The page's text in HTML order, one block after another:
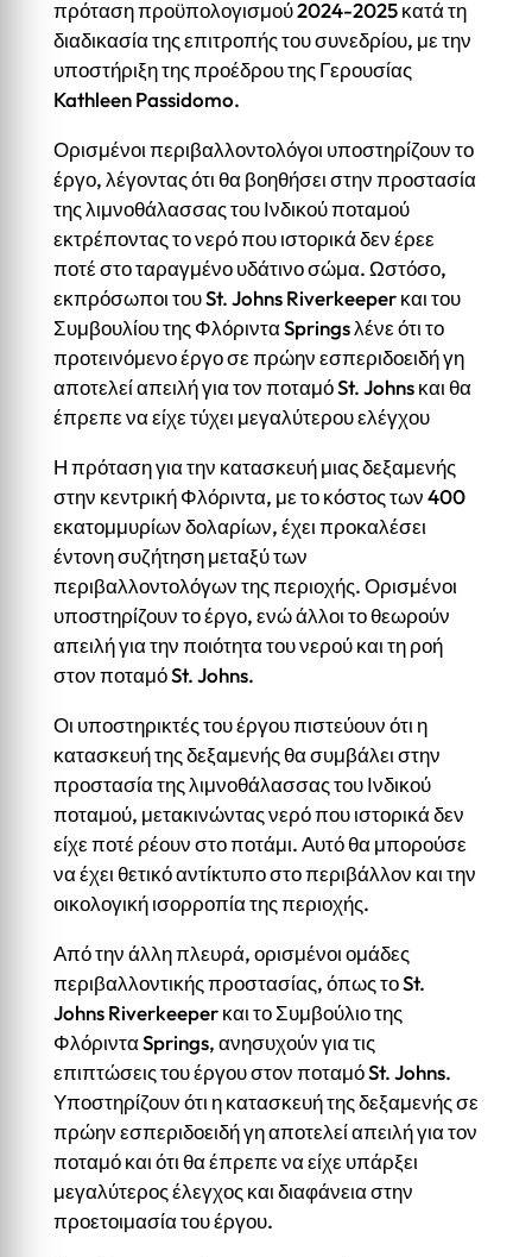
πρόταση προϋπολογισμού 2024-2025 κατά τη
διαδικασία της επιτροπής του συνεδρίου, με την
υποστήριξη της προέδρου της Γερουσίας
Kathleen Passidomo.
Ορισμένοι περιβαλλοντολόγοι υποστηρίζουν το
έργο, λέγοντας ότι θα βοηθήσει στην προστασία
της λιμνοθάλασσας του Ινδικού ποταμού
εκτρέποντας το νερό που ιστορικά δεν έρεε
ποτέ στο ταραγμένο υδάτινο σώμα. Ωστόσο,
εκπρόσωποι του St. Johns Riverkeeper και του
Συμβουλίου της Φλόριντα Springs λένε ότι το
προτεινόμενο έργο σε πρώην εσπεριδοειδή γη
αποτελεί απειλή για τον ποταμό St. Johns και θα
έπρεπε να είχε τύχει μεγαλύτερου ελέγχου
Η πρόταση για την κατασκευή μιας δεξαμενής
στην κεντρική Φλόριντα, με το κόστος των 400
εκατομμυρίων δολαρίων, έχει προκαλέσει
έντονη συζήτηση μεταξύ των
περιβαλλοντολόγων της περιοχής. Ορισμένοι
υποστηρίζουν το έργο, ενώ άλλοι το θεωρούν
απειλή για την ποιότητα του νερού και τη ροή
στον ποταμό St. Johns.
Οι υποστηρικτές του έργου πιστεύουν ότι η
κατασκευή της δεξαμενής θα συμβάλει στην
προστασία της λιμνοθάλασσας του Ινδικού
ποταμού, μετακινώντας νερό που ιστορικά δεν
είχε ποτέ ρέουν στο ποτάμι. Αυτό θα μπορούσε
να έχει θετικό αντίκτυπο στο περιβάλλον και την
οικολογική ισορροπία της περιοχής.
Από την άλλη πλευρά, ορισμένοι ομάδες
περιβαλλοντικής προστασίας, όπως το St.
Johns Riverkeeper και το Συμβούλιο της
Φλόριντα Springs, ανησυχούν για τις
επιπτώσεις του έργου στον ποταμό St. Johns.
Υποστηρίζουν ότι η κατασκευή της δεξαμενής σε
πρώην εσπεριδοειδή γη αποτελεί απειλή για τον
ποταμό και ότι θα έπρεπε να είχε υπάρξει
μεγαλύτερος έλεγχος και διαφάνεια στην
προετοιμασία του έργου.